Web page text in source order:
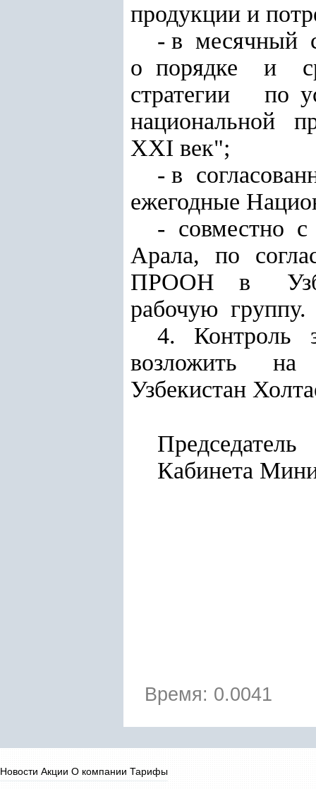
продукции и
- в месячный
о порядке и
стратегии по
национальной
XXI век";
- в
ежегодные
- совместно
Арала, по
ПРООН в
рабочую группу.
4. Контроль
возложить на
Узбекистан
Председатель
Время: 0.0041
Новости Акции О компании Тарифы